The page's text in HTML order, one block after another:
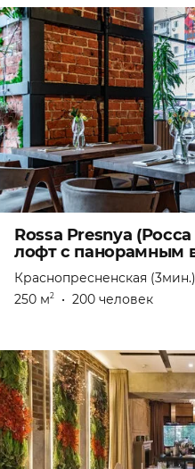
Rossa Presnya
лофт с панорамным
Краснопресненская (3мин.)
250 м2 • 200 человек